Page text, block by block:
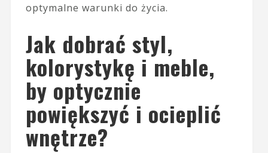
optymalne warunki do życia.
Jak dobrać styl,
kolorystykę i meble,
by optycznie
powiększyć i ocieplić
wnętrze?